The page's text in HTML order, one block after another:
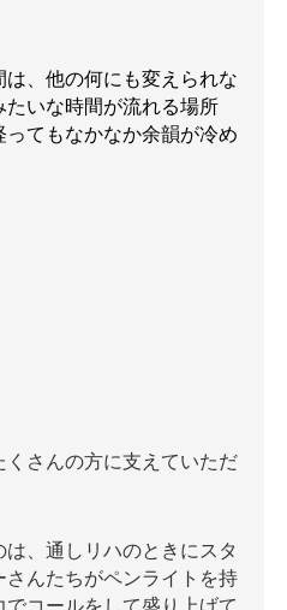
、他の何にも変えられな
いな時間が流れる場所
てもなかなか余韻が冷め
さんの方に支えていただ
、通しリハのときにスタ
さんたちがペンライトを持
コールをして盛り上げて